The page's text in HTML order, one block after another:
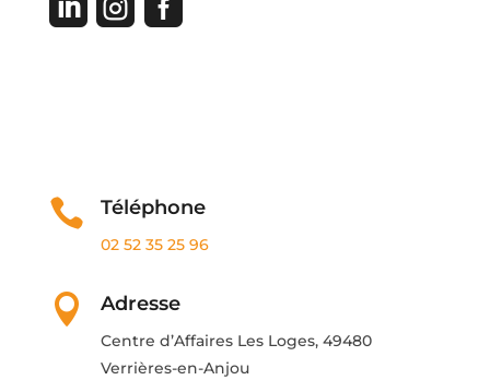
  
 Téléphone
02 52 35 25 96
 Adresse
Centre d’Affaires Les Loges, 49480
Verrières-en-Anjou